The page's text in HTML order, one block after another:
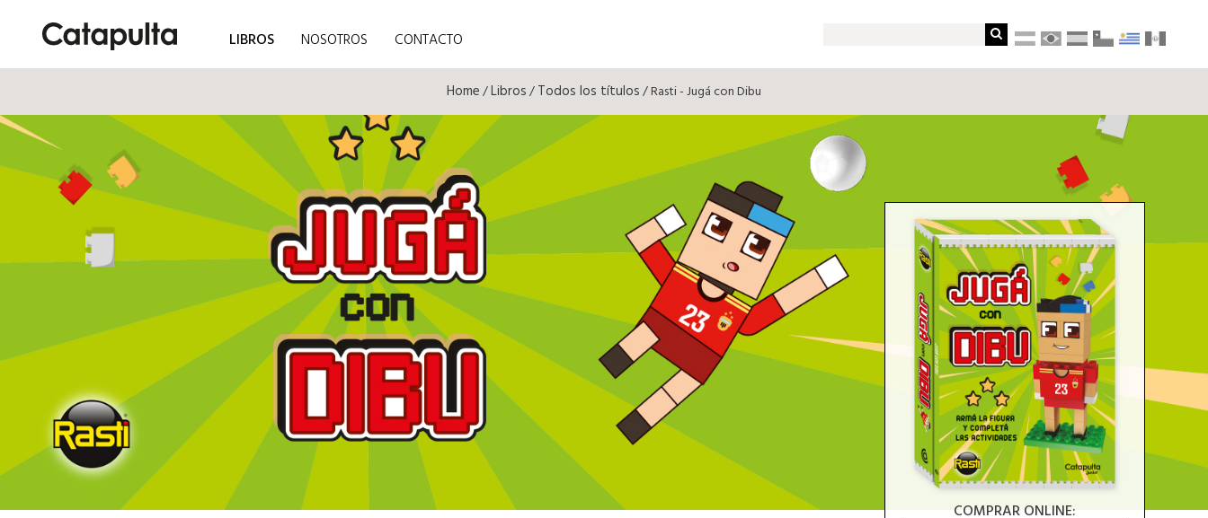
LIBROS NOSOTROS CONTACTO
Home/Libros/Todos los títulos/ Rasti - Jugá con Dibu
COMPRAR ONLINE: